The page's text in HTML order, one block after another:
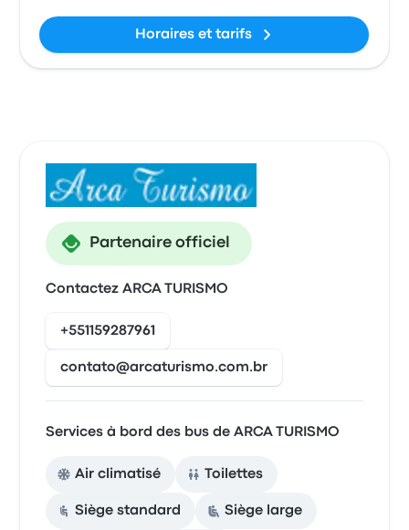
Horaires et tarifs
Partenaire officiel
Contactez ARCA TURISMO
+551159287961
contato@arcaturismo.com.br
Services à bord des bus de ARCA TURISMO
Air climatisé Toilettes
Siège standard Siège large